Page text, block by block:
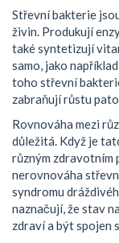
Střevní bakterie
živin. Produkují
také syntetizují
samo, jako
toho střevní
zabraňují růstu
Rovnováha mezi
důležitá. Když je
různým zdravotním
nerovnováha
syndromu
naznačují, že stav
zdraví a být spojen